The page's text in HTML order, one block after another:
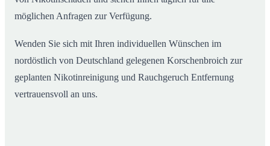
möglichen Anfragen zur Verfügung.
Wenden Sie sich mit Ihren individuellen Wünschen im
nordöstlich von Deutschland gelegenen Korschenbroich zur
geplanten Nikotinreinigung und Rauchgeruch Entfernung
vertrauensvoll an uns.